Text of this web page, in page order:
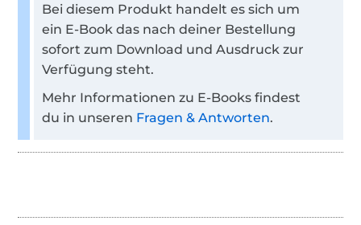
Bei diesem Produkt handelt es sich um
ein E-Book das nach deiner Bestellung
sofort zum Download und Ausdruck zur
Verfügung steht.
Mehr Informationen zu E-Books findest
du in unseren Fragen & Antworten.